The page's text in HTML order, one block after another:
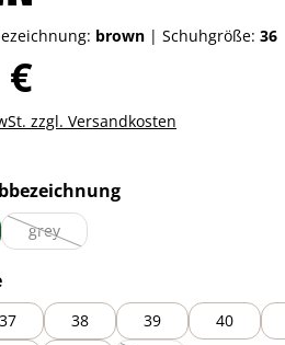
brown | Schuhgröße: 36
€
zzgl. Versandkosten
auswählen
grey
(Diese Option ist zurzeit nicht verfügbar.)
auswählen
37 38 39 40